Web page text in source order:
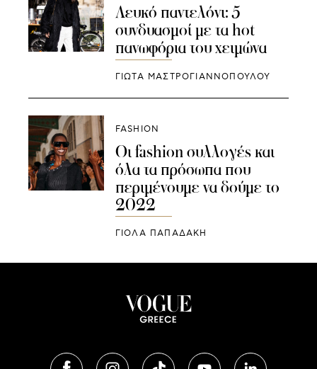
Λευκό παντελόνι: 5
συνδυασμοί με τα hot
πανωφόρια του χειμώνα
ΓΙΩΤΑ ΜΑΣΤΡΟΓΙΑΝΝΟΠΟΥΛΟΥ
FASHION
Οι fashion συλλογές και
όλα τα πρόσωπα που
περιμένουμε να δούμε το
2022
ΓΙΌΛΑ ΠΑΠΑΔΆΚΗ